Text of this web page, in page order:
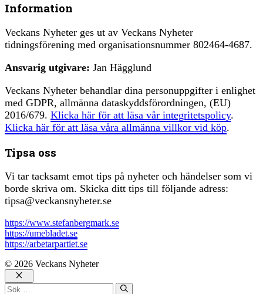
Information
Veckans Nyheter ges ut av Veckans Nyheter
tidningsförening med organisationsnummer 802464-4687.
Ansvarig utgivare: Jan Hägglund
Veckans Nyheter behandlar dina personuppgifter i enlighet
med GDPR, allmänna dataskyddsförordningen, (EU)
2016/679. Klicka här för att läsa vår integritetspolicy.
Klicka här för att läsa våra allmänna villkor vid köp.
Tipsa oss
Vi tar tacksamt emot tips på nyheter och händelser som vi
borde skriva om. Skicka ditt tips till följande adress:
tipsa@veckansnyheter.se
https://www.stefanbergmark.se
https://umebladet.se
https://arbetarpartiet.se
© 2026 Veckans Nyheter
Stäng
Sök